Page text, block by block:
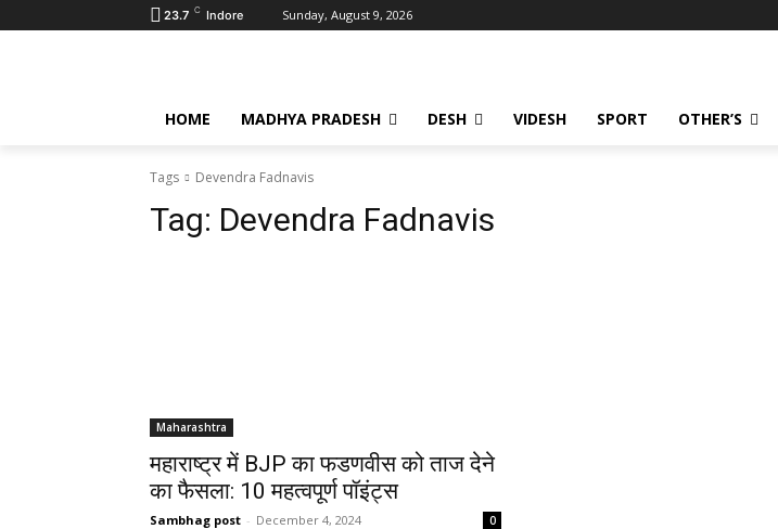
23.7 C Indore Sunday, August 9, 2026
HOME MADHYA PRADESH DESH VIDESH SPORT OTHER’S
Tags Devendra Fadnavis
Tag: Devendra Fadnavis
Maharashtra
महाराष्ट्र में BJP का फडणवीस को ताज देने
का फैसला: 10 महत्वपूर्ण पॉइंट्स
Sambhag post - December 4, 2024 0